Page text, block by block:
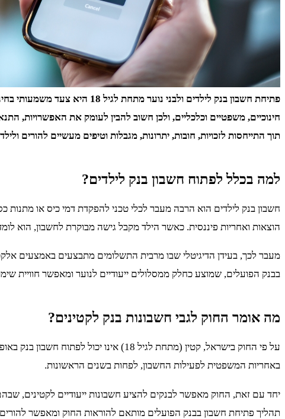
פתיחת חשבון בנק לילדים
חינוכיים, משפטיים וכלכליים, ולכן חשוב להבין לעומק את
תוך התייחסות לזכויות, חובות, יתרונות, מגבלות וטיפים מעשיים להורים
למה בכלל לפתוח חשבון בנק לילדים?
חשבון בנק לילדים הוא הרבה מעבר לכלי טכני להפקדת דמי כיס או
הוצאות ואחריות פיננסית. כאשר הילד מקבל גישה מבוקרת לחשבון, הוא
מעבר לכך, בעידן הדיגיטלי שבו מרבית התשלומים מתבצעים באמצעים
בבנק הפועלים, שמוצע כחלק ממסלולים ייעודיים לנוער ומאפשר חוויית
מה אומר החוק לגבי חשבונות בנק לקטינים?
על פי החוק בישראל, קטין (מתחת לגיל
באחריות המשפטית לפעילות החשבון, לפחות בשנים הראשונות.
יחד עם זאת, החוק מאפשר לבנקים להציע חשבונות ייעודיים לקטינים,
תהליך פתיחת חשבון בבנק הפועלים מותאם להוראות החוק ומאפשר